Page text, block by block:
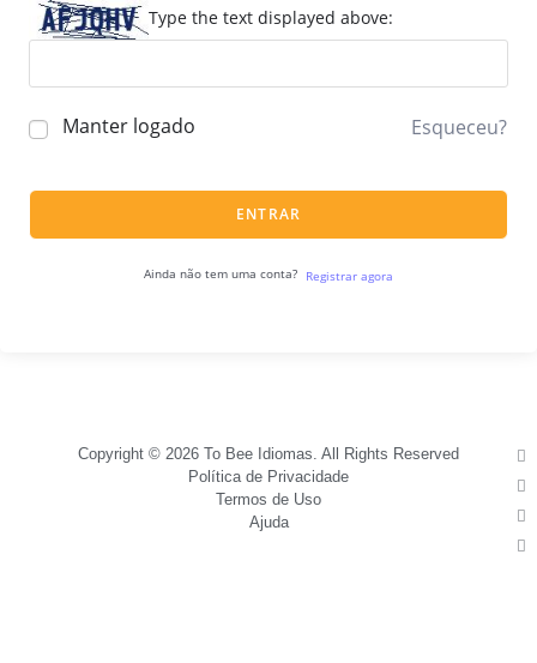
Type the text displayed above:
Manter logado Esqueceu?
ENTRAR
Ainda não tem uma conta? Registrar agora
Copyright © 2026 To Bee Idiomas. All Rights Reserved
Política de Privacidade
Termos de Uso
Ajuda